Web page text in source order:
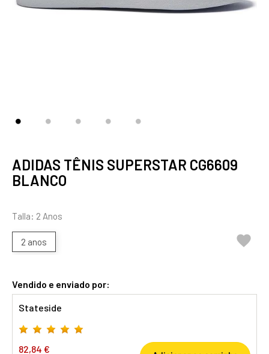
ADIDAS TÊNIS SUPERSTAR CG6609
BLANCO
Talla: 2 Anos
2 anos 
Vendido e enviado por:
Stateside
82,84 €